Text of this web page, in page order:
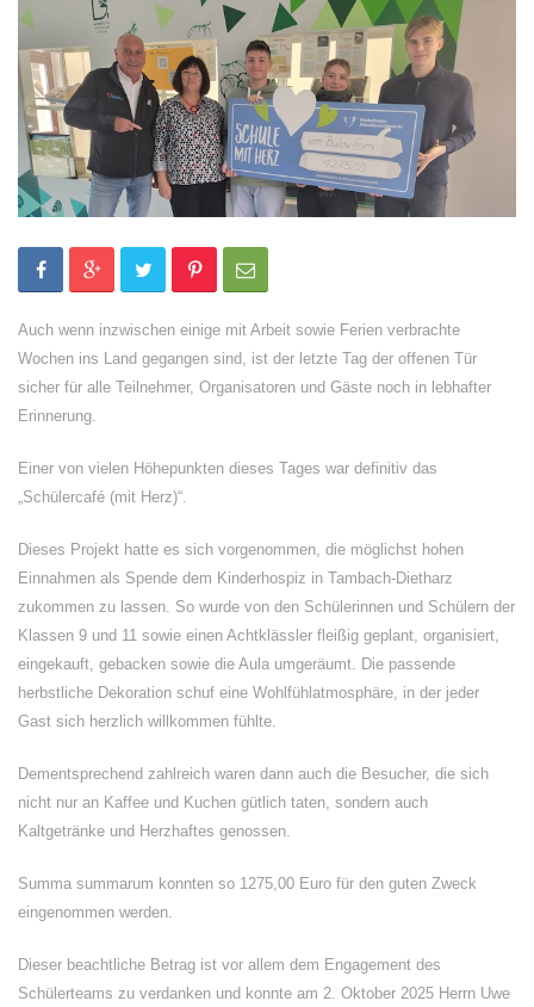
Auch wenn inzwischen einige mit Arbeit sowie Ferien verbrachte
Wochen ins Land gegangen sind, ist der letzte Tag der offenen Tür
sicher für alle Teilnehmer, Organisatoren und Gäste noch in lebhafter
Erinnerung.
Einer von vielen Höhepunkten dieses Tages war definitiv das
„Schülercafé (mit Herz)“.
Dieses Projekt hatte es sich vorgenommen, die möglichst hohen
Einnahmen als Spende dem Kinderhospiz in Tambach-Dietharz
zukommen zu lassen. So wurde von den Schülerinnen und Schülern der
Klassen 9 und 11 sowie einen Achtklässler fleißig geplant, organisiert,
eingekauft, gebacken sowie die Aula umgeräumt. Die passende
herbstliche Dekoration schuf eine Wohlfühlatmosphäre, in der jeder
Gast sich herzlich willkommen fühlte.
Dementsprechend zahlreich waren dann auch die Besucher, die sich
nicht nur an Kaffee und Kuchen gütlich taten, sondern auch
Kaltgetränke und Herzhaftes genossen.
Summa summarum konnten so 1275,00 Euro für den guten Zweck
eingenommen werden.
Dieser beachtliche Betrag ist vor allem dem Engagement des
Schülerteams zu verdanken und konnte am 2. Oktober 2025 Herrn Uwe